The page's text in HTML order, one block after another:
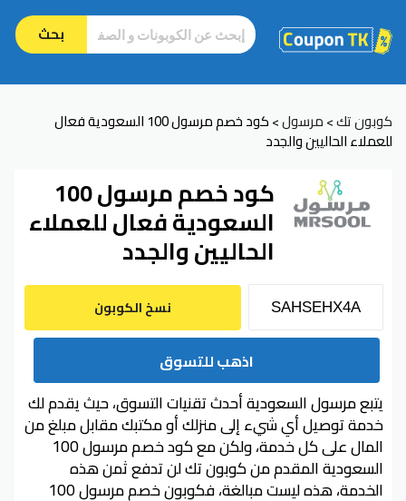
بحث
كوبون تك>مرسول> كود خصم مرسول 100 السعودية فعال
للعملاء الحاليين والجدد
كود خصم مرسول 100
السعودية فعال للعملاء
الحاليين والجدد
نسخ الكوبون
اذهب للتسوق
يتبع مرسول السعودية أحدث تقنيات التسوق، حيث يقدم لك
خدمة توصيل أي شيء إلى منزلك أو مكتبك مقابل مبلغ من
المال على كل خدمة، ولكن مع كود خصم مرسول 100
السعودية المقدم من كوبون تك لن تدفع ثمن هذه
الخدمة، هذه ليست مبالغة، فكوبون خصم مرسول 100